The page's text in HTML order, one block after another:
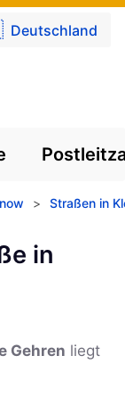
Deutschland
> Straßen in
in
Gehren liegt